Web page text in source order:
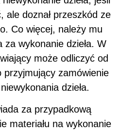
ale doznał przeszkód ze
Co więcej, należy mu
za wykonanie dzieła. W
może odliczyć od
zamówienie
dzieła.
za przypadkową
materiału na wykonanie